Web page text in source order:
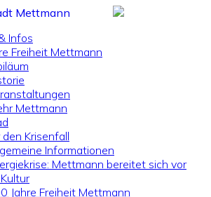
Infos
Freiheit Mettmann
Mettmann
Krisenfall
Informationen
Mettmann bereitet sich vor
Jahre Freiheit Mettmann